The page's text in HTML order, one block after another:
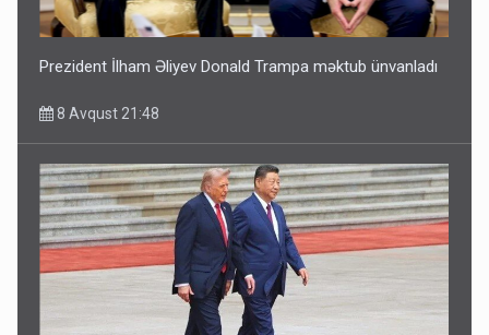
Prezident İlham Əliyev Donald Trampa məktub ünvanladı
8 Avqust 21:48